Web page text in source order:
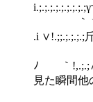
｀ヽ
.i ∨!.;;.;.;.;.;
｀丶
ﾉ ｀
見た瞬間他
＞